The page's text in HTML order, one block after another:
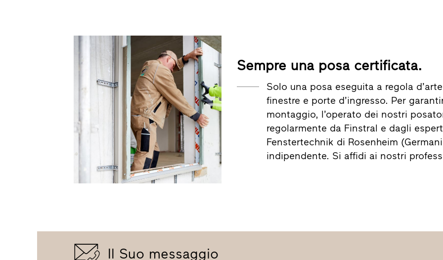
Sempre una posa certificata.
Solo una posa eseguita a regola
finestre e porte d’ingresso. Per
montaggio, l’operato dei nostri
regolarmente da Finstral e dagli
Fenstertechnik di Rosenheim
indipendente. Si affidi ai nostri
Il Suo messaggio